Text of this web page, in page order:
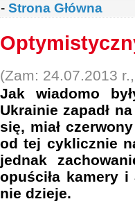
- Strona Główna
(Zam: 24.07.2013
Jak wiadomo
Ukrainie zapadł
się, miał
od tej cyklicznie
jednak
opuściła kamery
nie dzieje.